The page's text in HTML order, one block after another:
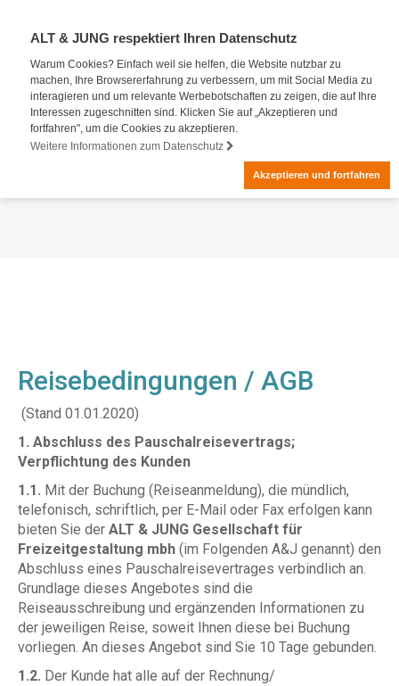
ALT & JUNG respektiert Ihren Datenschutz
Warum Cookies? Einfach weil sie helfen, die Website nutzbar zu
machen, Ihre Browsererfahrung zu verbessern, um mit Social Media zu
interagieren und um relevante Werbebotschaften zu zeigen, die auf Ihre
Interessen zugeschnitten sind. Klicken Sie auf „Akzeptieren und
fortfahren", um die Cookies zu akzeptieren.
Weitere Informationen zum Datenschutz
Akzeptieren und fortfahren
Reisebedingungen / AGB
(Stand 01.01.2020)
1. Abschluss des Pauschalreisevertrags;
Verpflichtung des Kunden
1.1. Mit der Buchung (Reiseanmeldung), die mündlich,
telefonisch, schriftlich, per E-Mail oder Fax erfolgen kann
bieten Sie der ALT & JUNG Gesellschaft für
Freizeitgestaltung mbh (im Folgenden A&J genannt) den
Abschluss eines Pauschalreisevertrages verbindlich an.
Grundlage dieses Angebotes sind die
Reiseausschreibung und ergänzenden Informationen zu
der jeweiligen Reise, soweit Ihnen diese bei Buchung
vorliegen. An dieses Angebot sind Sie 10 Tage gebunden.
1.2. Der Kunde hat alle auf der Rechnung/